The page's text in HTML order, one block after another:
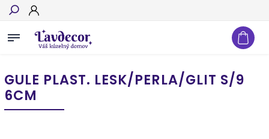
Hľadať
GULE PLAST. LESK/PERLA/GLIT S/9
6CM